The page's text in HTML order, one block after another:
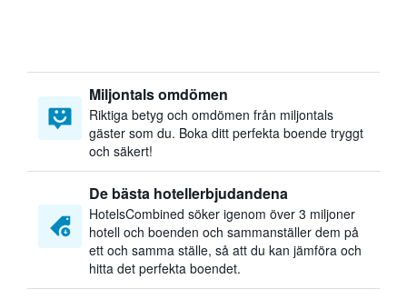
Miljontals omdömen
Riktiga betyg och omdömen från miljontals
gäster som du. Boka ditt perfekta boende tryggt
och säkert!
De bästa hotellerbjudandena
HotelsCombined söker igenom över 3 miljoner
hotell och boenden och sammanställer dem på
ett och samma ställe, så att du kan jämföra och
hitta det perfekta boendet.